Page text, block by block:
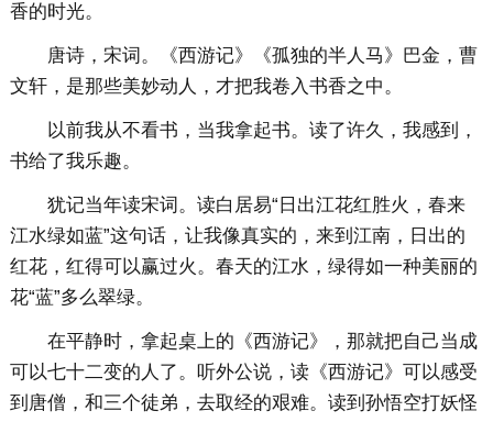
香的时光。
唐诗，宋词。《西游记》《孤独的半人马》巴金，曹
文轩，是那些美妙动人，才把我卷入书香之中。
以前我从不看书，当我拿起书。读了许久，我感到，
书给了我乐趣。
犹记当年读宋词。读白居易“日出江花红胜火，春来
江水绿如蓝”这句话，让我像真实的，来到江南，日出的
红花，红得可以赢过火。春天的江水，绿得如一种美丽的
花“蓝”多么翠绿。
在平静时，拿起桌上的《西游记》，那就把自己当成
可以七十二变的人了。听外公说，读《西游记》可以感受
到唐僧，和三个徒弟，去取经的艰难。读到孙悟空打妖怪